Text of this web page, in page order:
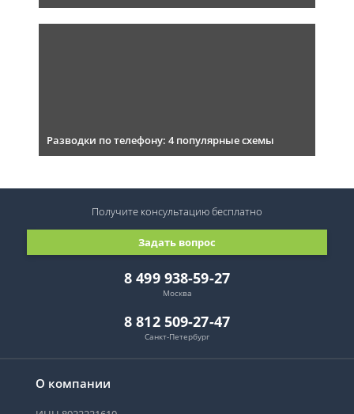
Разводки по телефону: 4 популярные схемы
О компании
8 499 938-59-27
Москва
8 812 509-27-47
Санкт-Петербург
Задать вопрос
Получите консультациюбесплатно